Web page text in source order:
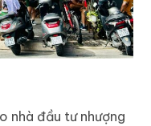
nhà đầu tư nhượng